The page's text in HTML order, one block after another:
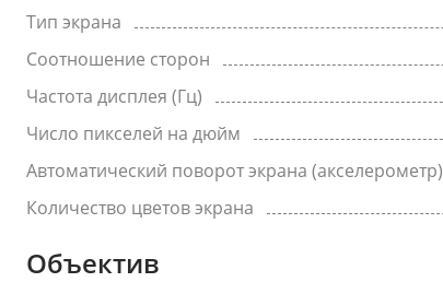
Тип экрана
Соотношение сторон
Частота дисплея (Гц)
Число пикселей на дюйм
Автоматический поворот экрана (акселерометр)
Количество цветов экрана
Объектив